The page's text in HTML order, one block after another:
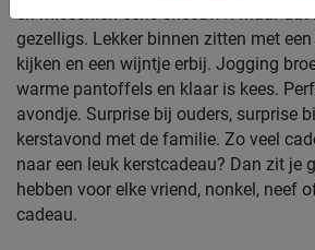
gezelligs. Lekker binnen zitten met
kijken en een wijntje erbij. Jogging
warme pantoffels en klaar is kees.
avondje. Surprise bij ouders, surprise
kerstavond met de familie. Zo veel
naar een leuk kerstcadeau? Dan zit je
hebben voor elke vriend, nonkel, neef
cadeau.